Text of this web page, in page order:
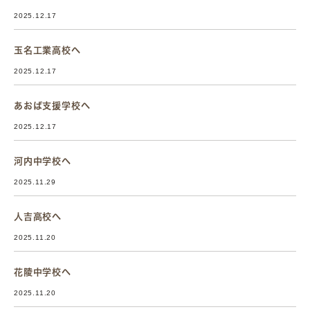
2025.12.17
玉名工業高校へ
2025.12.17
あおば支援学校へ
2025.12.17
河内中学校へ
2025.11.29
人吉高校へ
2025.11.20
花陵中学校へ
2025.11.20